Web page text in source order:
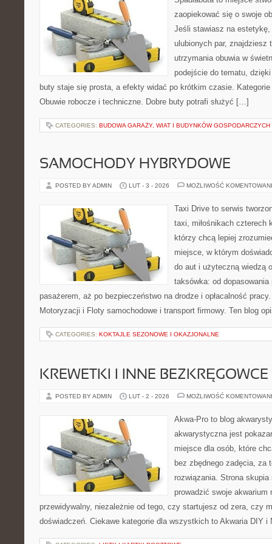
zaopiekować się o swoje
Jeśli stawiasz na estetykę,
ulubionych par, znajdziesz
utrzymania obuwia w
podejście do tematu,
buty staje się prosta, a efekty widać po krótkim czasie.
Obuwie robocze i techniczne. Dobre buty potrafi służyć […]
CATEGORIES: BUDOWA GARAŻY, WIAT I BUDYNKÓW GOSPODARCZYCH
SAMOCHODY HYBRYDOWE
POSTED BY ADMIN LUT - 3 - 2026 MOŻLIWOŚĆ
Taxi Drive to serwis
taxi, miłośnikach czterech
którzy chcą lepiej
miejsce, w którym
do aut i użyteczną wiedzą
taksówka: od
pasażerem, aż po bezpieczeństwo na drodze i opłacalność
Motoryzacji i Floty samochodowe i transport firmowy. Ten blog
CATEGORIES: KOKTAJLE SEZONOWE I OKAZJONALNE
KREWETKI I INNE BEZKRĘGOWCE
POSTED BY ADMIN LUT - 2 - 2026 MOŻLIWOŚĆ
Akwa-Pro to blog
akwarystyczna jest
miejsce dla osób, które
bez zbędnego zadęcia, za
rozwiązania. Strona
prowadzić swoje akwarium
przewidywalny, niezależnie od tego, czy startujesz od zera, czy
doświadczeń. Ciekawe kategorie dla wszystkich to Akwaria DIY